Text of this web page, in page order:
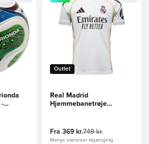
-
Outlet
Real Madrid
Hjemmebanetrøje
Fra 369 kr.749 kr.
Mange størrelser tilgængelig